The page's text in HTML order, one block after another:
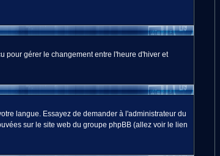
pour gérer le changement entre l'heure d'hiver et
langue. Essayez de demander à l'administrateur du
sur le site web du groupe phpBB (allez voir le lien